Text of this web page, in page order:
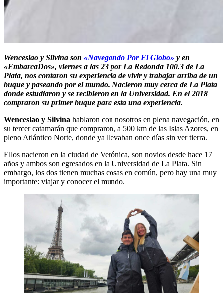
Wenceslao y Silvina son «Navegando Por El Globo» y en
«EmbarcaDos», viernes a las 23 por La Redonda 100.3 de La
Plata, nos contaron su experiencia de vivir y trabajar arriba de un
buque y paseando por el mundo. Nacieron muy cerca de La Plata
donde estudiaron y se recibieron en la Universidad. En el 2018
compraron su primer buque para esta una experiencia.
Wenceslao y Silvina hablaron con nosotros en plena navegación, en
su tercer catamarán que compraron, a 500 km de las Islas Azores, en
pleno Atlántico Norte, donde ya llevaban once días sin ver tierra.
Ellos nacieron en la ciudad de Verónica, son novios desde hace 17
años y ambos son egresados en la Universidad de La Plata. Sin
embargo, los dos tienen muchas cosas en común, pero hay una muy
importante: viajar y conocer el mundo.